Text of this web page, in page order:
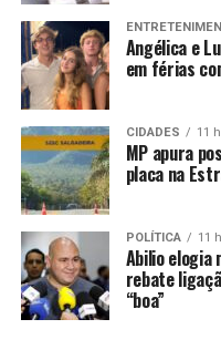
A operação de captura
reforço das equipes da
Angélica e
em férias
CIDADES 11
MP apura
placa na
POLÍTICA 11
Abilio elogia
rebate
“boa”